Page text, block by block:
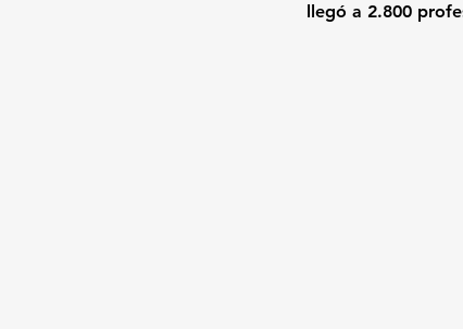
llegó a 2.800